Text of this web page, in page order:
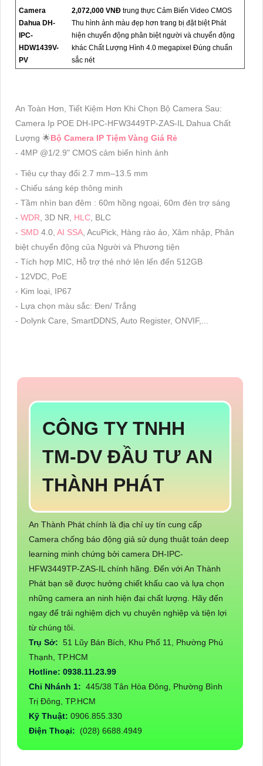
Camera
Dahua DH-
IPC-
HDW1439V-
PV
2,072,000 VNĐ trung thực Cảm Biến Video CMOS
Thu hình ảnh màu đẹp hơn trang bị đặt biệt Phát
hiện chuyển động phân biệt người và chuyển động
khác Chất Lượng Hình 4.0 megapixel Đúng chuẩn
sắc nét
An Toàn Hơn, Tiết Kiệm Hơn Khi Chọn Bộ Camera Sau:
Camera Ip POE DH-IPC-HFW3449TP-ZAS-IL Dahua Chất
Lượng 🌟Bộ Camera IP Tiệm Vàng Giá Rẻ
- 4MP @1/2.9" CMOS cảm biến hình ảnh
- Tiêu cự thay đổi 2.7 mm–13.5 mm
- Chiếu sáng kép thông minh
- Tầm nhìn ban đêm : 60m hồng ngoại, 60m đèn trợ sáng
- WDR, 3D NR, HLC, BLC
- SMD 4.0, AI SSA, AcuPick, Hàng rào ảo, Xâm nhập, Phân
biệt chuyển động của Người và Phương tiện
- Tích hợp MIC, Hỗ trợ thẻ nhớ lên lến đến 512GB
- 12VDC, PoE
- Kim loại, IP67
- Lựa chọn màu sắc: Đen/ Trắng
- Dolynk Care, SmartDDNS, Auto Register, ONVIF,...
CÔNG TY TNHH
TM-DV ĐẦU TƯ AN
THÀNH PHÁT
An Thành Phát chính là địa chỉ uy tín cung cấp
Camera chống báo động giả sử dụng thuật toán deep
learning minh chứng bởi camera DH-IPC-
HFW3449TP-ZAS-IL chính hãng. Đến với An Thành
Phát bạn sẽ được hưởng chiết khấu cao và lựa chọn
những camera an ninh hiện đại chất lượng. Hãy đến
ngay để trải nghiệm dịch vụ chuyên nghiệp và tiện lợi
từ chúng tôi.
Trụ Sở: 51 Lũy Bán Bích, Khu Phố 11, Phường Phú
Thạnh, TP.HCM
Hotline: 0938.11.23.99
Chi Nhánh 1: 445/38 Tân Hòa Đông, Phường Bình
Trị Đông, TP.HCM
Kỹ Thuật: 0906.855.330
Điện Thoại: (028) 6688.4949